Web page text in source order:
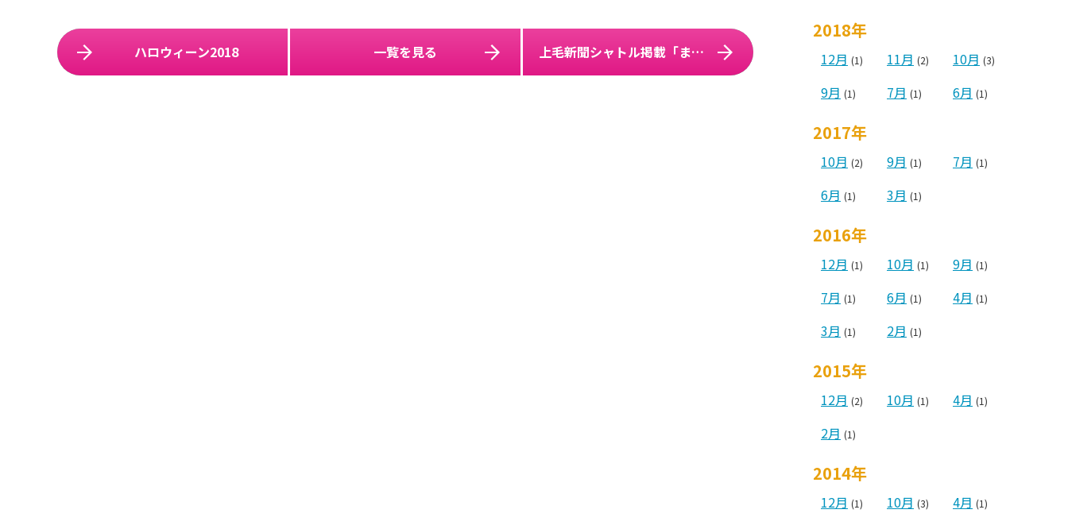
ハロウィーン2018 一覧を見る 上毛新聞シャトル掲載「まちなか土曜市」
2018年
12月 (1) 11月 (2) 10月 (3)
9月 (1) 7月 (1) 6月 (1)
2017年
10月 (2) 9月 (1) 7月 (1)
6月 (1) 3月 (1)
2016年
12月 (1) 10月 (1) 9月 (1)
7月 (1) 6月 (1) 4月 (1)
3月 (1) 2月 (1)
2015年
12月 (2) 10月 (1) 4月 (1)
2月 (1)
2014年
12月 (1) 10月 (3) 4月 (1)